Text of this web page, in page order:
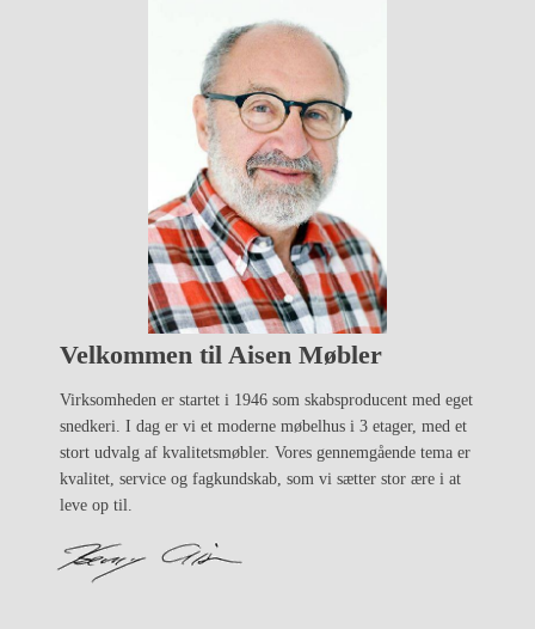
Velkommen til Aisen Møbler
Virksomheden er startet i 1946 som skabsproducent med eget
snedkeri. I dag er vi et moderne møbelhus i 3 etager, med et
stort udvalg af kvalitetsmøbler. Vores gennemgående tema er
kvalitet, service og fagkundskab, som vi sætter stor ære i at
leve op til.